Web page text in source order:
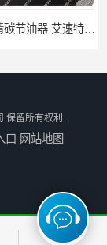
山东舒驾驶清碳节油器 艾速特EXOTE清碳节油器 提高热能工作效率
保留所有权利.
口 网站地图